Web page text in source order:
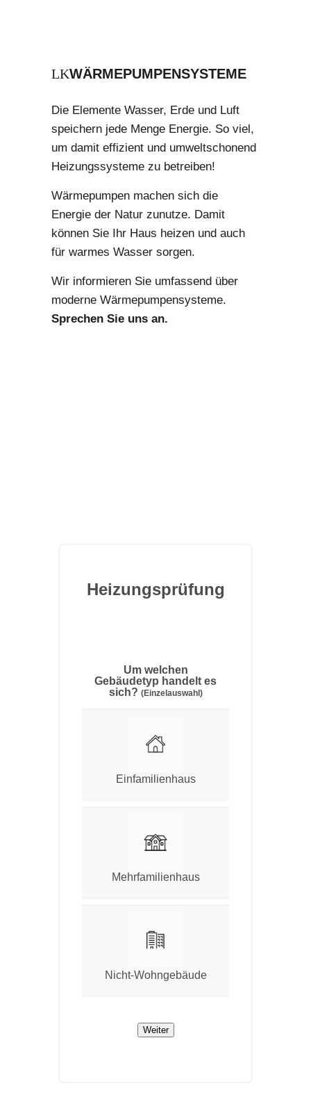
WÄRMEPUMPENSYSTEME
Die Elemente Wasser, Erde und Luft
speichern jede Menge Energie. So viel,
um damit effizient und umweltschonend
Heizungssysteme zu betreiben!
Wärmepumpen machen sich die
Energie der Natur zunutze. Damit
können Sie Ihr Haus heizen und auch
für warmes Wasser sorgen.
Wir informieren Sie umfassend über
moderne Wärmepumpensysteme.
Sprechen Sie uns an.